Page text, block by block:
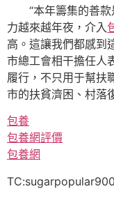
“本年籌集的善
力越來越年夜，介入
高。這讓我們都感到
市總工會相干擔任人
履行，不只用于幫扶
市的扶貧濟困、村落
包養
包養網評價
包養網
TC:sugarpopular900